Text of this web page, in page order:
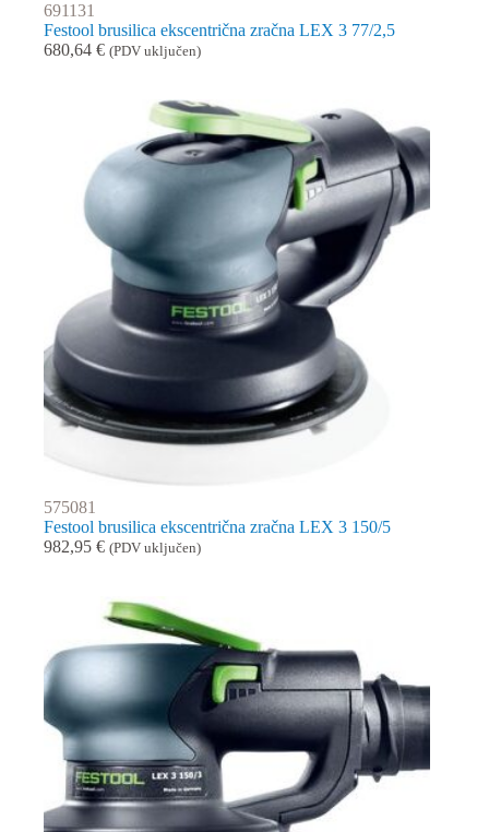
691131
Festool brusilica ekscentrična zračna LEX 3 77/2,5
680,64 € (PDV uključen)
575081
Festool brusilica ekscentrična zračna LEX 3 150/5
982,95 € (PDV uključen)